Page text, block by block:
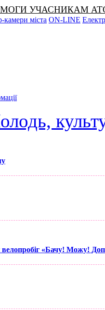
АТО ТА
камери міста ON-LINE
велопробіг «Бачу! Можу!